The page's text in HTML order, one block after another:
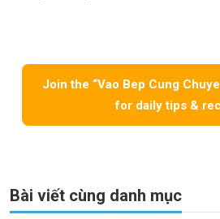
Join the “Vao Bep Cung
for daily tips &
Bài viết cùng danh mục